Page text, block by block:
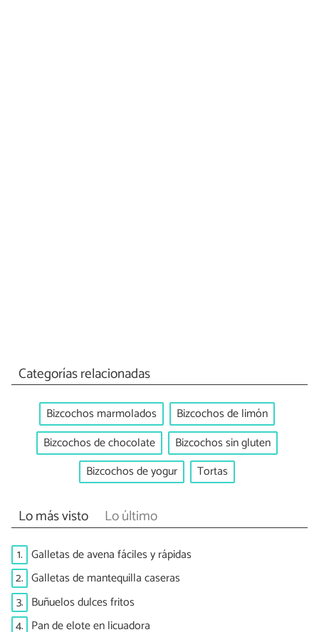
Categorías relacionadas
Bizcochos marmolados
Bizcochos de limón
Bizcochos de chocolate
Bizcochos sin gluten
Bizcochos de yogur
Tortas
Lo más visto Lo último
1. Galletas de avena fáciles y rápidas
2. Galletas de mantequilla caseras
3. Buñuelos dulces fritos
4. Pan de elote en licuadora